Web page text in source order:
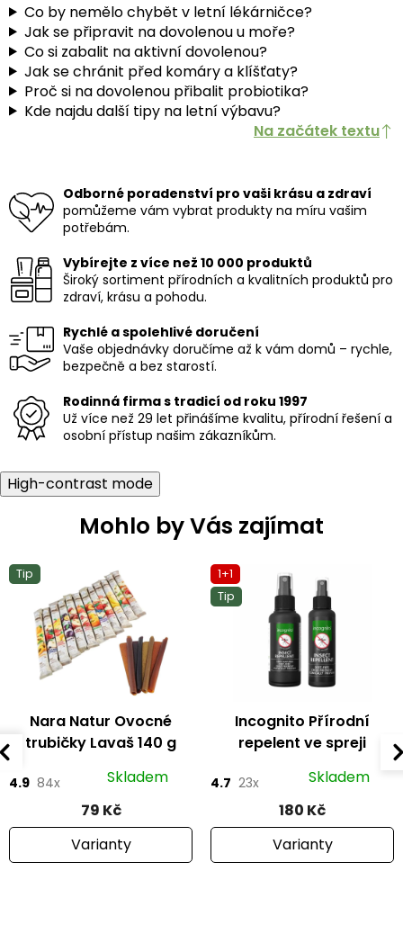
Co by nemělo chybět v letní lékárničce?
Jak se připravit na dovolenou u moře?
Co si zabalit na aktivní dovolenou?
Jak se chránit před komáry a klíšťaty?
Proč si na dovolenou přibalit probiotika?
Kde najdu další tipy na letní výbavu?
Na začátek textu
Odborné poradenství pro vaši krásu a zdraví
pomůžeme vám vybrat produkty na míru vašim
potřebám.
Vybírejte z více než 10 000 produktů
Široký sortiment přírodních a kvalitních produktů pro
zdraví, krásu a pohodu.
Rychlé a spolehlivé doručení
Vaše objednávky doručíme až k vám domů – rychle,
bezpečně a bez starostí.
Rodinná firma s tradicí od roku 1997
Už více než 29 let přinášíme kvalitu, přírodní řešení a
osobní přístup našim zákazníkům.
High-contrast mode
Mohlo by Vás zajímat
Tip
Nara Natur Ovocné
trubičky Lavaš 140 g
4.9 84x
Skladem
79 Kč
Varianty
1+1
Tip
Incognito Přírodní
repelent ve spreji
4.7 23x
Skladem
180 Kč
Varianty